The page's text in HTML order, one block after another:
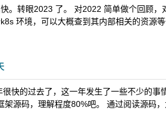
。转眼2023 了。 对2022 简单做个回顾
环境，可以大概查到其内部相关的资源
很快的过去了，这一年发生了一些不少的
架源码，理解程度80%吧。 通过阅读源码